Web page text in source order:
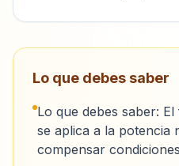
Lo que debes saber
Lo que debes saber:
se aplica a la potencia
compensar